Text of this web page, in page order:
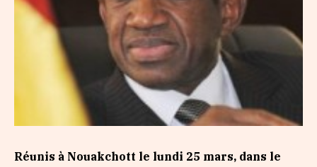
Réunis à Nouakchott le lundi 25 mars, dans le